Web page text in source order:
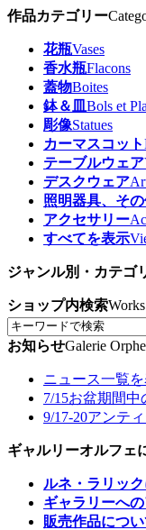
作品カテゴリー
花瓶Vases
香水瓶Flacons
蓋物Boites
鉢＆皿 Bols et
彫像Statues
カーマスコット
テーブルウェア
デスクウェア
照明器具、そ
アクセサリー
すべてを表示
ジャンル別・カテゴ
ショップ内検索
お知らせGalerie
ニュース一覧
7/15お盆期間中
9/17-20アンテ
ギャルリーオルフェ
ルネ・ラリッ
ギャラリーへ
販売作品につ